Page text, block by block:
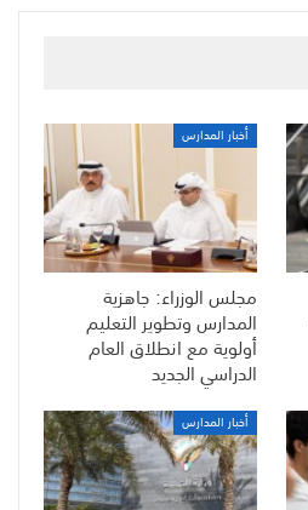
أخبار المدارس
مجلس الوزراء: جاهزية
المدارس وتطوير التعليم
أولوية مع انطلاق العام
الدراسي الجديد
أخبار المدارس